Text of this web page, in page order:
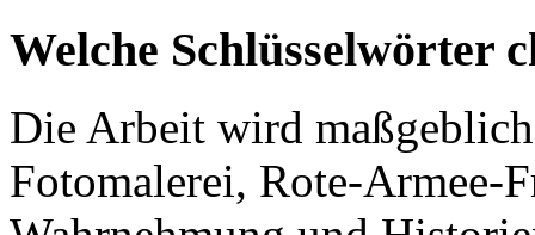
Welche Schlüsselwörter
Die Arbeit wird
Fotomalerei, Rote-Armee-